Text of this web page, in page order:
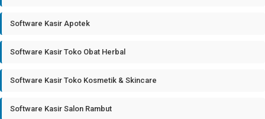
Software Kasir Apotek
Software Kasir Toko Obat Herbal
Software Kasir Toko Kosmetik & Skincare
Software Kasir Salon Rambut